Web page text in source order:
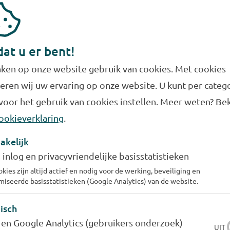
de weg of verpakkingsmateriaal nodig. Door het
– aanzienlijk en daarmee ook de CO2
bevat geen calorieën.
of bij uw school draagt u samen met Evides
aan?
en voldoet de eenmalige aansluitkosten van €
het om een openbaar drinkwatertappunt gaat.
op de gewenste locatie te plaatsen. Voorwaarde
de kosten van het waterverbruik.
u er bent!
op onze website gebruik van cookies. Met cookies
wij uw ervaring op onze website. U kunt per
het gebruik van cookies instellen. Meer weten?
inlog en privacyvriendelijke basisstatistieken
zijn altijd actief en nodig voor de werking, beveiliging en
basisstatistieken (Google Analytics) van de website.
Google Analytics (gebruikers onderzoek) UIT